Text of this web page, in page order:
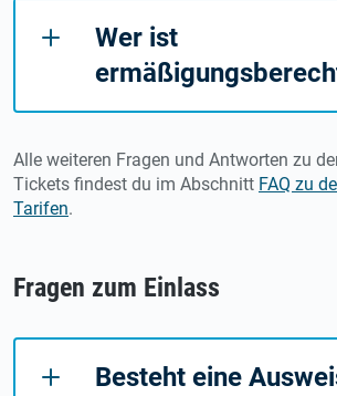
Wer ist
Alle weiteren Fragen und Antworten zu
Tickets findest du im Abschnitt FAQ zu
Tarifen.
Fragen zum Einlass
Besteht eine